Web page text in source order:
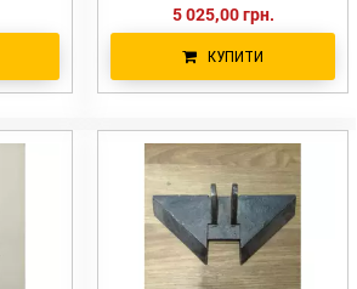
5 025,00 грн.
КУПИТИ